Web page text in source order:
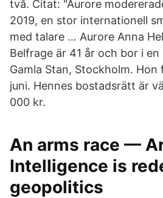
två. Citat: "Aurore
2019, en stor internationell
med talare … Aurore Anna
Belfrage är 41 år och bor i
Gamla Stan, Stockholm. Hon
juni. Hennes bostadsrätt är
000 kr.
An arms race —
Intelligence is
geopolitics